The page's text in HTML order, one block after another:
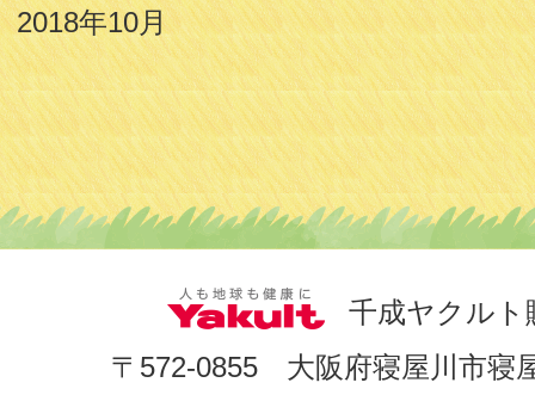
2018年10月
千成ヤクルト
〒572-0855 大阪府寝屋川市寝